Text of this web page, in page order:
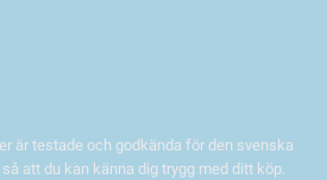
är testade och godkända för den svenska
att du kan känna dig trygg med ditt köp.